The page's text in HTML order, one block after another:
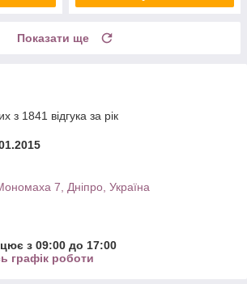
Показати ще
з 1841 відгука за рік
7, Дніпро, Україна
з 09:00 до 17:00
графік роботи